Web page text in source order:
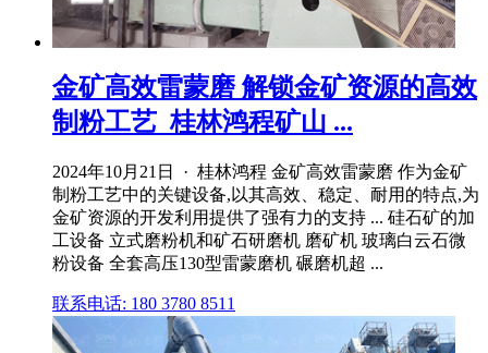
金矿高效雷蒙磨 解锁金矿资源的高效
制粉工艺_桂林鸿程矿山 ...
2024年10月21日 · 桂林鸿程 金矿高效雷蒙磨 作为金矿
制粉工艺中的关键设备,以其高效、稳定、耐用的特点,为
金矿资源的开发利用提供了强有力的支持 ... 硅石矿的加
工设备 立式磨粉机和矿石研磨机 磨矿机 玻璃白云石微
粉设备 全套高压130型雷蒙磨机 碾磨机超 ...
联系电话: 180 3780 8511